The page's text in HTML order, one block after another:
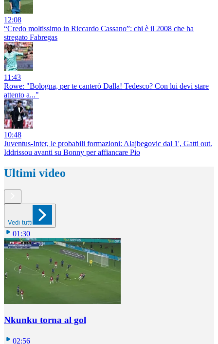
12:08
“Credo moltissimo in Riccardo Cassano”: chi è il 2008 che ha
stregato Fabregas
11:43
Rowe: "Bologna, per te canterò Dalla! Tedesco? Con lui devi stare
attento a..."
10:48
Juventus-Inter, le probabili formazioni: Alajbegovic dal 1', Gatti out.
Iddrissou avanti su Bonny per affiancare Pio
Ultimi video
Vedi tutti
01:30
Nkunku torna al gol
02:56